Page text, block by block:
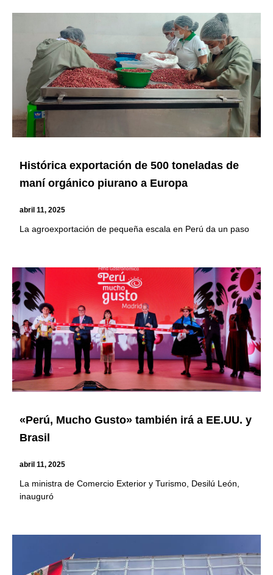
Histórica exportación de 500 toneladas de
maní orgánico piurano a Europa
abril 11, 2025
La agroexportación de pequeña escala en Perú da un paso
«Perú, Mucho Gusto» también irá a EE.UU. y
Brasil
abril 11, 2025
La ministra de Comercio Exterior y Turismo, Desilú León,
inauguró